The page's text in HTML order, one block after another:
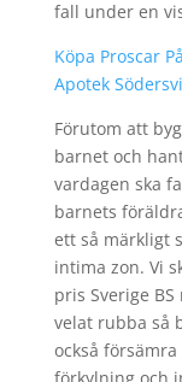
fall under en
Köpa Proscar
Apotek
Förutom att
barnet och
vardagen ska
barnets
ett så märkligt
intima zon. Vi
pris Sverige
velat rubba så
också